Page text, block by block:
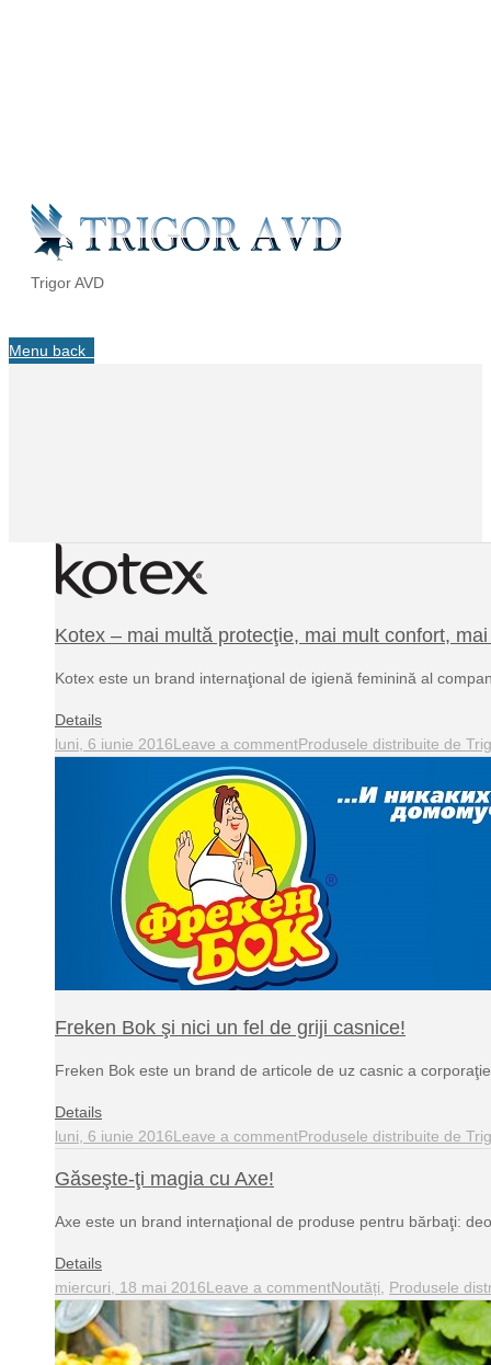
Trigor AVD
Menu back
Kotex – mai multă protecţie, mai mult confort,
Kotex este un brand internaţional de igienă feminină al
Details
luni, 6 iunie 2016Leave a commentProdusele distribuite de
Freken Bok şi nici un fel de griji casnice!
Freken Bok este un brand de articole de uz casnic a
Details
luni, 6 iunie 2016Leave a commentProdusele distribuite de
Găseşte-ţi magia cu Axe!
Axe este un brand internaţional de produse pentru bărbaţi:
Details
miercuri, 18 mai 2016Leave a commentNoutăți Produsele